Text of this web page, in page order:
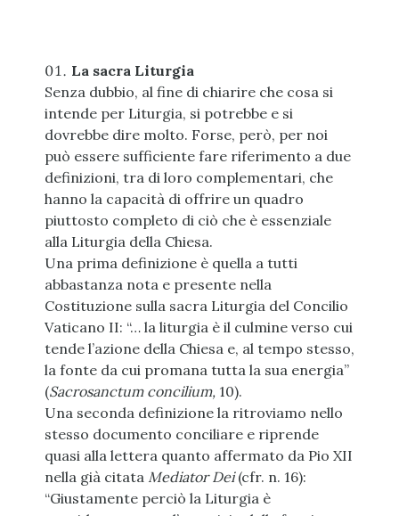
La sacra Liturgia
Senza dubbio, al fine di chiarire che cosa si
intende per Liturgia, si potrebbe e si
dovrebbe dire molto. Forse, però, per noi
può essere sufficiente fare riferimento a due
definizioni, tra di loro complementari, che
hanno la capacità di offrire un quadro
piuttosto completo di ciò che è essenziale
alla Liturgia della Chiesa.
Una prima definizione è quella a tutti
abbastanza nota e presente nella
Costituzione sulla sacra Liturgia del Concilio
Vaticano II: “… la liturgia è il culmine verso cui
tende l’azione della Chiesa e, al tempo stesso,
la fonte da cui promana tutta la sua energia”
(Sacrosanctum concilium,10).
Una seconda definizione la ritroviamo nello
stesso documento conciliare e riprende
quasi alla lettera quanto affermato da Pio XII
nella già citata Mediator Dei(cfr. n. 16):
“Giustamente perciò la Liturgia è